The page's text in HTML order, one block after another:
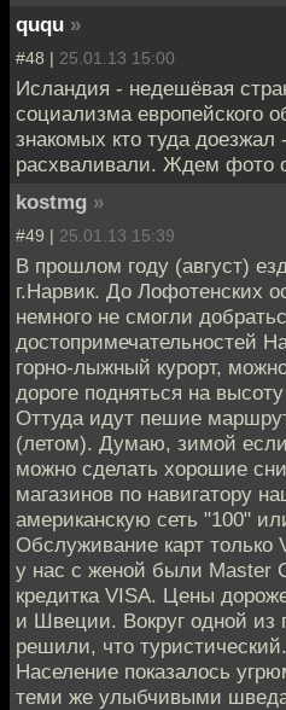
ququ »
#48 | 25.01.13 15:00
Исландия - недешёвая
социализма европейского
знакомых кто туда доезжал
расхваливали. Ждем фото
kostmg »
#49 | 25.01.13 15:39
В прошлом году (август)
г.Нарвик. До Лофотенских
немного не смогли
достопримечательностей
горно-лыжный курорт,
дороге подняться на
Оттуда идут пешие
(летом). Думаю, зимой если
можно сделать хорошие
магазинов по навигатору
американскую сеть "100"
Обслуживание карт только
у нас с женой были Master
кредитка VISA. Цены
и Швеции. Вокруг одной из
решили, что туристический.
Население показалось
теми же улыбчивыми